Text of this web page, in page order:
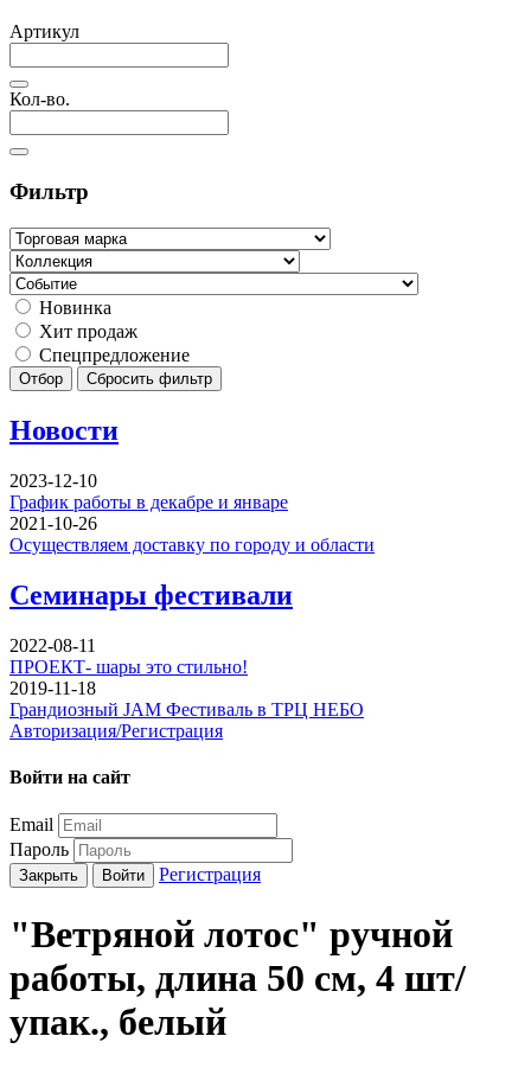
Артикул
Кол-во.
Фильтр
Новинка
Хит продаж
Спецпредложение
Отбор Сбросить фильтр
Новости
2023-12-10
График работы в декабре и январе
2021-10-26
Осуществляем доставку по городу и области
Семинары фестивали
2022-08-11
ПРОЕКТ- шары это стильно!
2019-11-18
Грандиозный JAM Фестиваль в ТРЦ НЕБО
Авторизация/Регистрация
Войти на сайт
Email
Пароль
Закрыть Войти Регистрация
"Ветряной лотос" ручной
работы, длина 50 см, 4 шт/
упак., белый